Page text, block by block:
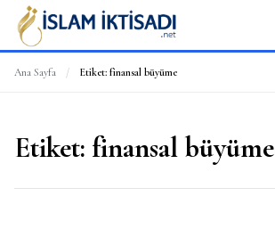
Ana Sayfa / Etiket: finansal büyüme
Etiket: finansal büyüme